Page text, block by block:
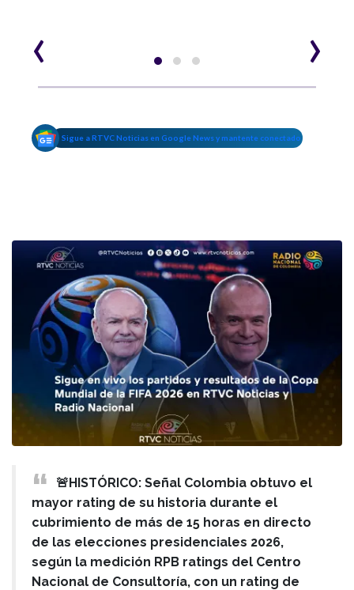
‹ ›
Sigue a RTVC Noticias en Google News y mantente conectado
🚨HISTÓRICO: Señal Colombia obtuvo el
mayor rating de su historia durante el
cubrimiento de más de 15 horas en directo
de las elecciones presidenciales 2026,
según la medición RPB ratings del Centro
Nacional de Consultoría, con un rating de